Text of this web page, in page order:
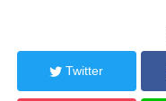
Twitter